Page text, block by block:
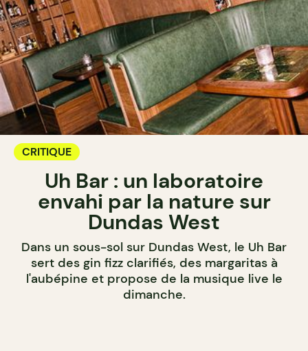
CRITIQUE
Uh Bar : un laboratoire
envahi par la nature sur
Dundas West
Dans un sous-sol sur Dundas West, le Uh Bar
sert des gin fizz clarifiés, des margaritas à
l'aubépine et propose de la musique live le
dimanche.